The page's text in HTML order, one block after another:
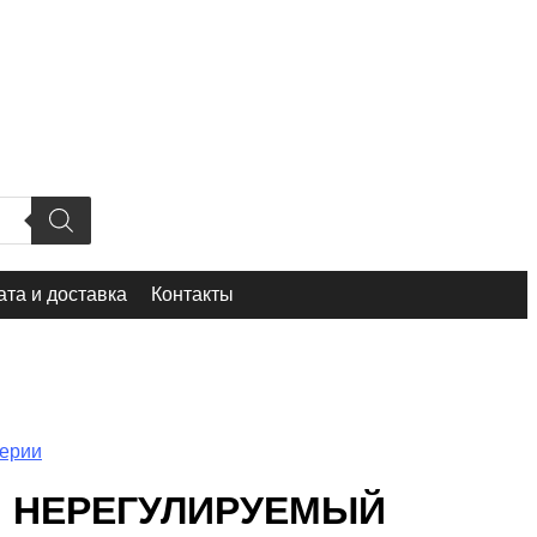
и доставка Контакты
НЕРЕГУЛИРУЕМЫЙ